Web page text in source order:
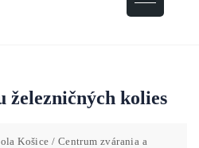
železničných kolies
Košice / Centrum zvárania a